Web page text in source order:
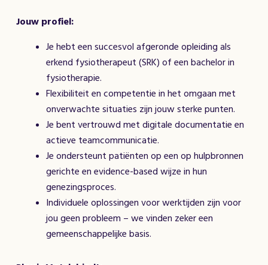
Jouw profiel:
Je hebt een succesvol afgeronde opleiding als
erkend fysiotherapeut (SRK) of een bachelor in
fysiotherapie.
Flexibiliteit en competentie in het omgaan met
onverwachte situaties zijn jouw sterke punten.
Je bent vertrouwd met digitale documentatie en
actieve teamcommunicatie.
Je ondersteunt patiënten op een op hulpbronnen
gerichte en evidence-based wijze in hun
genezingsproces.
Individuele oplossingen voor werktijden zijn voor
jou geen probleem – we vinden zeker een
gemeenschappelijke basis.